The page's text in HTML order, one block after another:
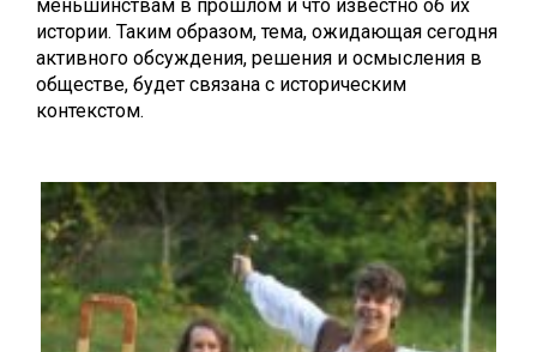
меньшинствам в прошлом и что известно об их
истории. Таким образом, тема, ожидающая сегодня
активного обсуждения, решения и осмысления в
обществе, будет связана с историческим
контекстом.